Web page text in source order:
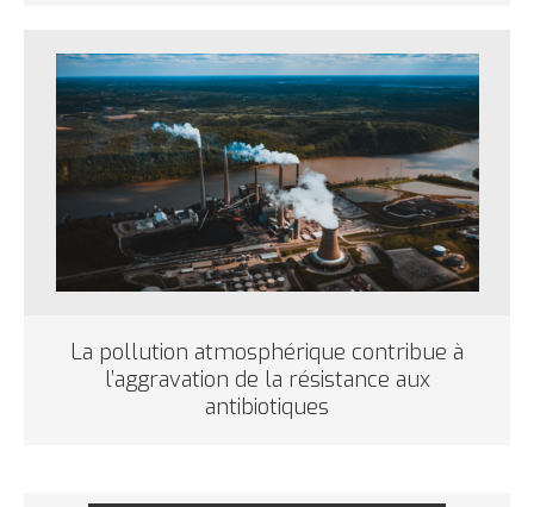
La pollution atmosphérique contribue à
l’aggravation de la résistance aux
antibiotiques